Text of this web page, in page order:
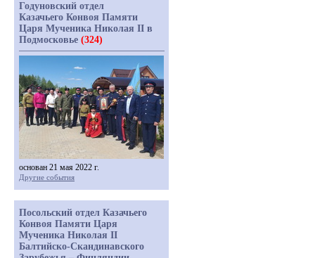
Годуновский отдел
Казачьего Конвоя Памяти
Царя Мученика Николая II в
Подмосковье (324)
основан 21 мая 2022 г.
Другие события
Посольский отдел Казачьего
Конвоя Памяти Царя
Мученика Николая II
Балтийско-Скандинавского